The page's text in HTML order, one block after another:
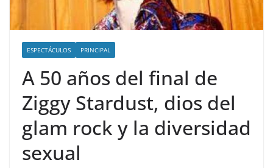
ESPECTÁCULOS PRINCIPAL
A 50 años del final de
Ziggy Stardust, dios del
glam rock y la diversidad
sexual